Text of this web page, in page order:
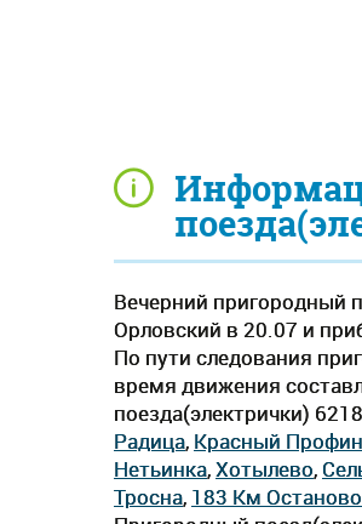
Вечерний пригородный
Орловский в 20.07 и
По пути следования
время движения
поезда(электрички)
Радица, Красный
Нетьинка,Хотылево,
Тросна, 183 Км